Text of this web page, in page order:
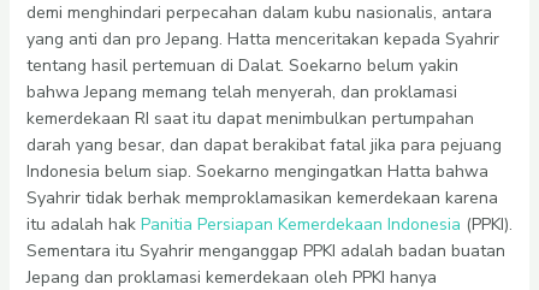
demi menghindari perpecahan dalam kubu nasionalis, antara
yang anti dan pro Jepang. Hatta menceritakan kepada Syahrir
tentang hasil pertemuan di Dalat. Soekarno belum yakin
bahwa Jepang memang telah menyerah, dan proklamasi
kemerdekaan RI saat itu dapat menimbulkan pertumpahan
darah yang besar, dan dapat berakibat fatal jika para pejuang
Indonesia belum siap. Soekarno mengingatkan Hatta bahwa
Syahrir tidak berhak memproklamasikan kemerdekaan karena
itu adalah hak Panitia Persiapan Kemerdekaan Indonesia (PPKI).
Sementara itu Syahrir menganggap PPKI adalah badan buatan
Jepang dan proklamasi kemerdekaan oleh PPKI hanya